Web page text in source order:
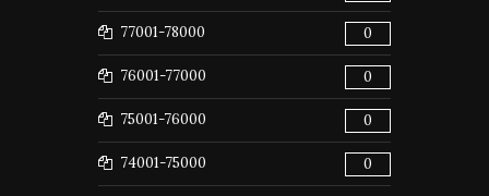
77001-78000 0
76001-77000 0
75001-76000 0
74001-75000 0